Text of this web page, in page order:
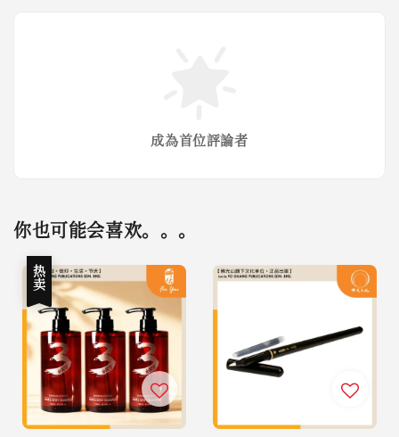
成為首位評論者
你也可能会喜欢。。。
热卖